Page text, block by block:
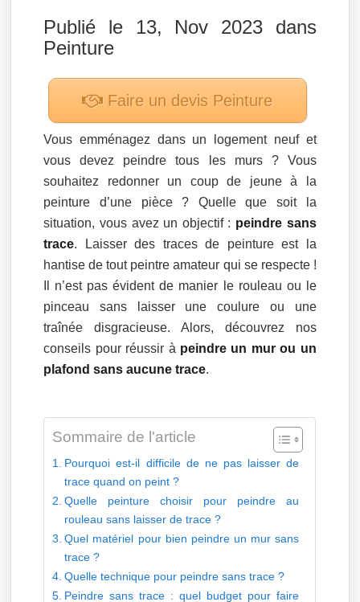
Publié le 13, Nov 2023 dans
Peinture
Faire un devis Peinture
Vous emménagez dans un logement neuf et
vous devez peindre tous les murs ? Vous
souhaitez redonner un coup de jeune à la
peinture d’une pièce ? Quelle que soit la
situation, vous avez un objectif : peindre sans
trace. Laisser des traces de peinture est la
hantise de tout peintre amateur qui se respecte !
Il n’est pas évident de manier le rouleau ou le
pinceau sans laisser une coulure ou une
traînée disgracieuse. Alors, découvrez nos
conseils pour réussir à peindre un mur ou un
plafond sans aucune trace.
Sommaire de l'article
Pourquoi est-il difficile de ne pas laisser de
trace quand on peint ?
Quelle peinture choisir pour peindre au
rouleau sans laisser de trace ?
Quel matériel pour bien peindre un mur sans
trace ?
Quelle technique pour peindre sans trace ?
Peindre sans trace : quel budget pour faire